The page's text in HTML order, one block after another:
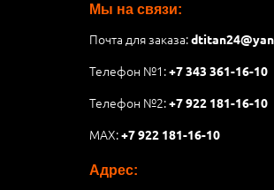
Мы на связи:
Почта для заказа:
Телефон №1:+7 343 361-16-10
Телефон №2:+7 922 181-16-10
MAX:+7 922 181-16-10
Адрес: